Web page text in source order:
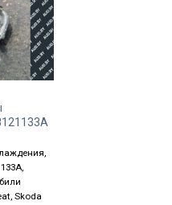
Skoda